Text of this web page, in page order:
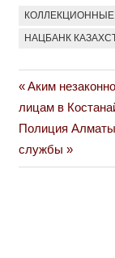
НАЦБАНК
Навигация
по
записям
Previous
Post:
Аким
лицам в
Next
Post:
Полиция Алматы
службы